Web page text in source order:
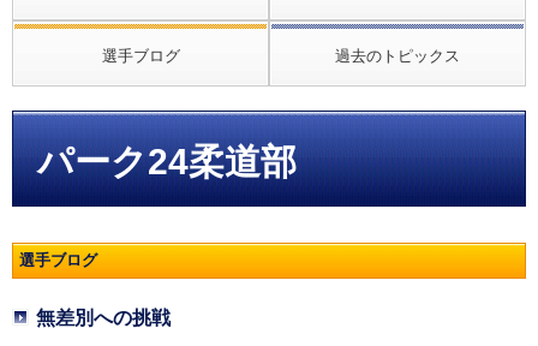
選手ブログ 過去のトピックス
パーク24柔道部
選手ブログ
無差別への挑戦